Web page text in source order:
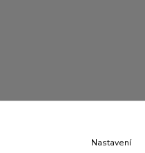
Nastavení